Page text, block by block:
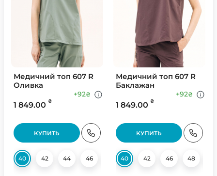
Медичний топ 607 R
Оливка
1 849.00 ₴
+92₴
КУПИТЬ
40 42 44 46 50
Медичний топ 607 R
Баклажан
1 849.00 ₴
+92₴
КУПИТЬ
40 42 46 48